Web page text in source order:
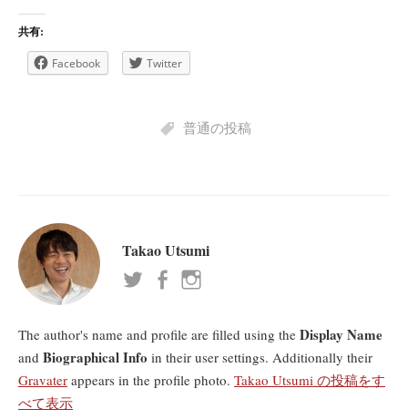
共有:
Facebook Twitter
普通の投稿
Takao Utsumi
The author's name and profile are filled using the Display Name
and Biographical Info in their user settings. Additionally their
Gravater appears in the profile photo. Takao Utsumi の投稿をす
べて表示